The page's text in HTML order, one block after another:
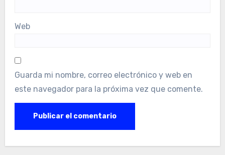
Web
Guarda mi nombre, correo electrónico y web en
este navegador para la próxima vez que comente.